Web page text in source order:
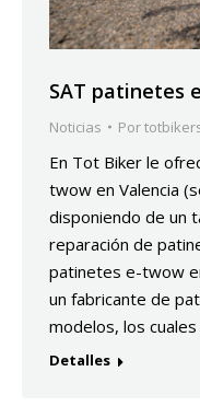
SAT patinetes
Noticias Por
En Tot Biker le
twow en Valencia
disponiendo de un
reparación de
patinetes e-twow
un fabricante de
modelos, los
Detalles